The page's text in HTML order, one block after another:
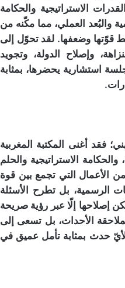
الاستراتيجية والحكامة
والبُعد العملي، مما مكّنه من
قوّتها وضعفها. لقد تحوّل إلى
وإصلاح الدولة، وتجويد
استشارية يحضرها، بمثابة
فقد أغنى المكتبة المغربية
الاستراتيجية والحلم
من الأعمال التي تجمع بين قوة
الرسمية، بل تطرح الأسئلة
إصلاحها إلّا عبر رؤية صريحة
الأحداث، بل تسعى إلى
لأيّ حدث بمثابة تأمل عميق في